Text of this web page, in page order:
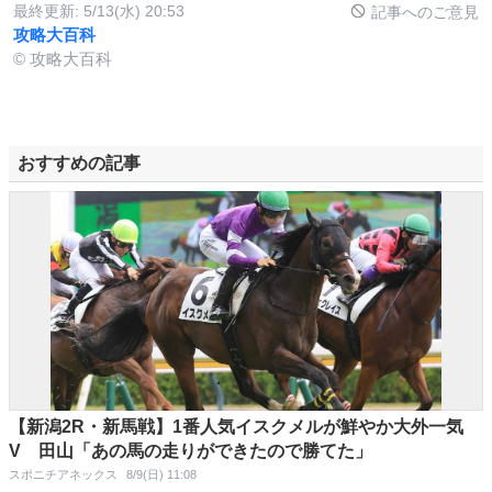
最終更新: 5/13(水) 20:53 記事へのご意見
攻略大百科
© 攻略大百科
おすすめの記事
【新潟2R・新馬戦】1番人気イスクメルが鮮やか大外一気
V 田山「あの馬の走りができたので勝てた」
スポニチアネックス 8/9(日) 11:08